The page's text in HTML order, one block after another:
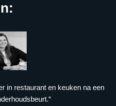
in restaurant en keuken na een